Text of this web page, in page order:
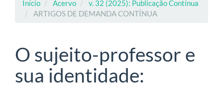
Início Acervo
v. 32 (2025): Publicação Contínua
ARTIGOS DE DEMANDA CONTÍNUA
O sujeito-professor e
sua identidade: